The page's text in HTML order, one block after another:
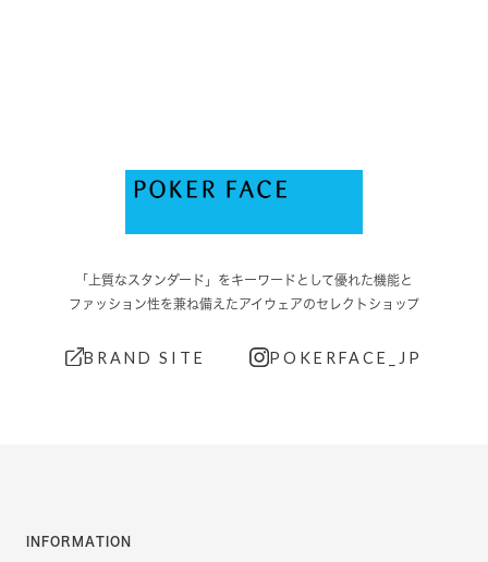
「上質なスタンダード」をキーワードとして優れた機能と
ファッション性を兼ね備えたアイウェアのセレクトショップ
BRAND SITE POKERFACE_JP
INFORMATION